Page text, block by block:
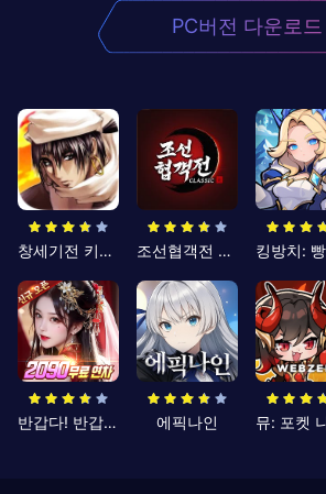
PC버전 다운로드
창세기전 키우기 조선협객전 클래식
반갑다! 반갑삼국지 에픽나인